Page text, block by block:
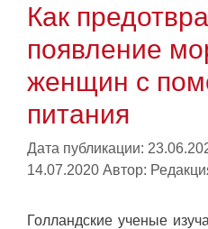
Как
появление
женщин с
питания
Дата публикации:
14.07.2020 Автор:
Голландские ученые